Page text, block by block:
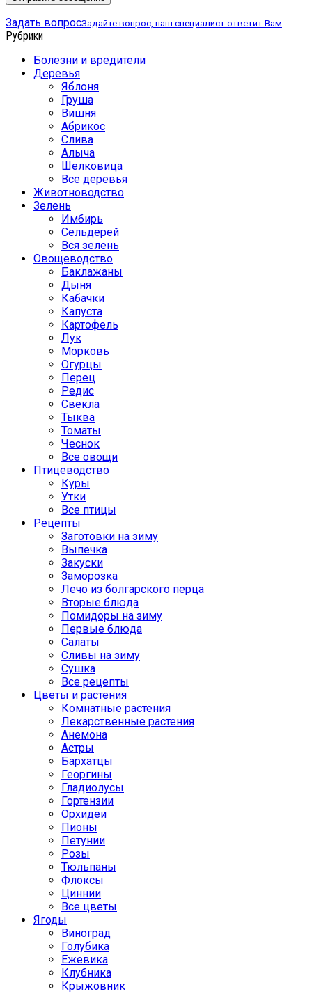
Задать вопросЗадайте вопрос, наш специалист ответит Вам
Рубрики
Болезни и вредители
Деревья
Яблоня
Груша
Вишня
Абрикос
Слива
Алыча
Шелковица
Все деревья
Животноводство
Зелень
Имбирь
Сельдерей
Вся зелень
Овощеводство
Баклажаны
Дыня
Кабачки
Капуста
Картофель
Лук
Морковь
Огурцы
Перец
Редис
Свекла
Тыква
Томаты
Чеснок
Все овощи
Птицеводство
Куры
Утки
Все птицы
Рецепты
Заготовки на зиму
Выпечка
Закуски
Заморозка
Лечо из болгарского перца
Вторые блюда
Помидоры на зиму
Первые блюда
Салаты
Сливы на зиму
Сушка
Все рецепты
Цветы и растения
Комнатные растения
Лекарственные растения
Анемона
Астры
Бархатцы
Георгины
Гладиолусы
Гортензии
Орхидеи
Пионы
Петунии
Розы
Тюльпаны
Флоксы
Циннии
Все цветы
Ягоды
Виноград
Голубика
Ежевика
Клубника
Крыжовник